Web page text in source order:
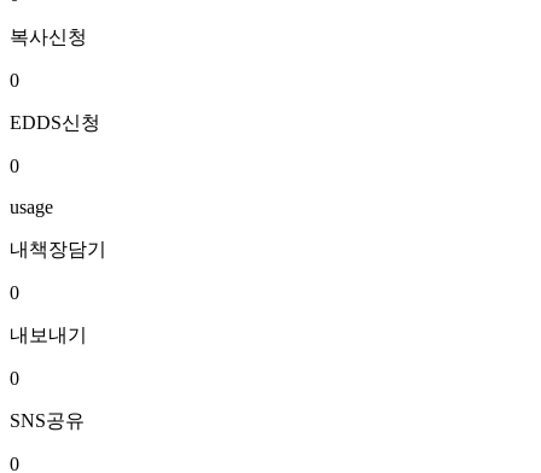
복사신청
0
EDDS신청
0
usage
내책장담기
0
내보내기
0
SNS공유
0